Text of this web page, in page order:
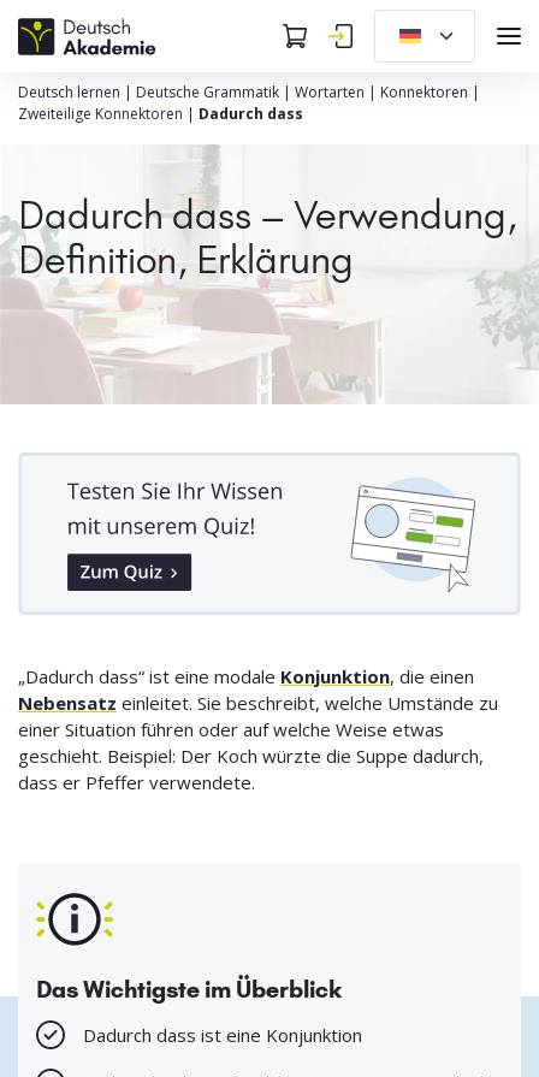
Deutsch lernen | Deutsche Grammatik | Wortarten | Konnektoren |
Zweiteilige Konnektoren | Dadurch dass
Dadurch dass – Verwendung,
Definition, Erklärung
„Dadurch dass“ ist eine modale Konjunktion, die einen
Nebensatz einleitet. Sie beschreibt, welche Umstände zu
einer Situation führen oder auf welche Weise etwas
geschieht. Beispiel: Der Koch würzte die Suppe dadurch,
dass er Pfeffer verwendete.
Das Wichtigste im Überblick
Dadurch dass ist eine Konjunktion